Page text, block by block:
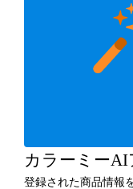
カラーミーAI
登録された商品情報